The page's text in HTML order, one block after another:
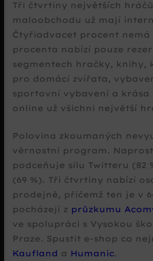
Tři čtvrtiny největších hráčů
maloobchodu už mají
Čtyřiadvacet procent nemá
procenta nabízí pouze
segmentech hračky, knihy,
pro domácí zvířata,
sportovní vybavení a krása
online už všichni největší
Polovina zkoumaných
věrnostní program.
podceňuje sílu Twitteru (82
(69 %). Tři čtvrtiny nabízí
prodejně, přičemž ten je v
pocházejí z průzkumu
ve spolupráci s Vysokou
Praze. Spustit e-shop co
Kaufland a Humanic.